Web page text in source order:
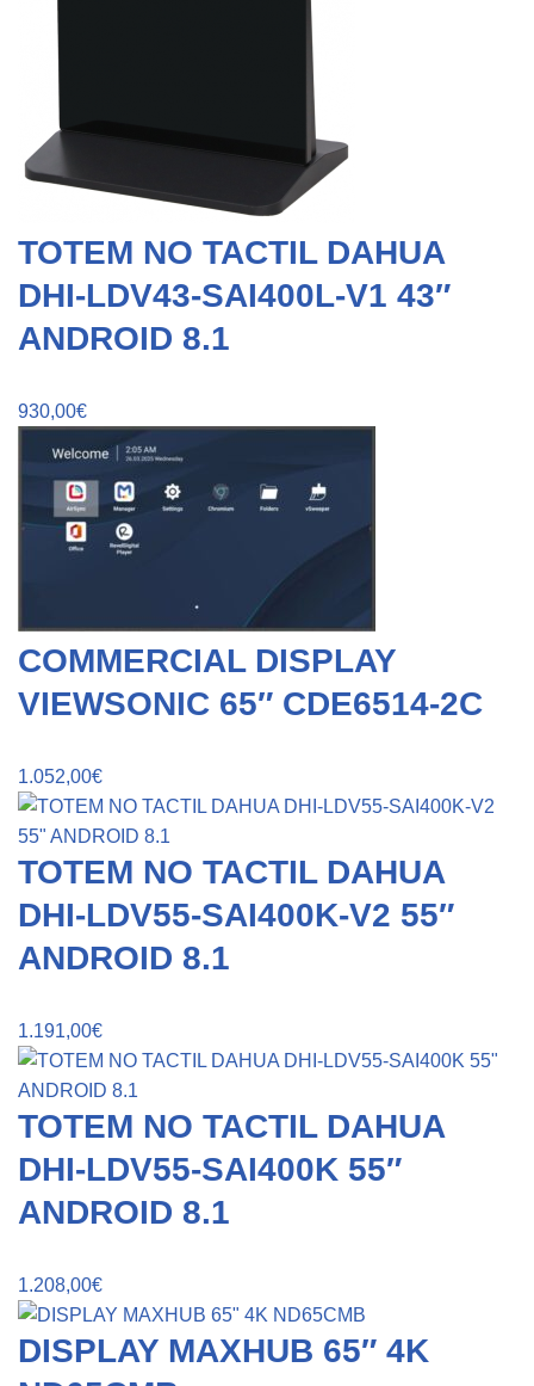
TOTEM NO TACTIL DAHUA
DHI-LDV43-SAI400L-V1 43″
ANDROID 8.1
930,00€
COMMERCIAL DISPLAY
VIEWSONIC 65″ CDE6514-2C
1.052,00€
TOTEM NO TACTIL DAHUA
DHI-LDV55-SAI400K-V2 55″
ANDROID 8.1
1.191,00€
TOTEM NO TACTIL DAHUA
DHI-LDV55-SAI400K 55″
ANDROID 8.1
1.208,00€
DISPLAY MAXHUB 65″ 4K